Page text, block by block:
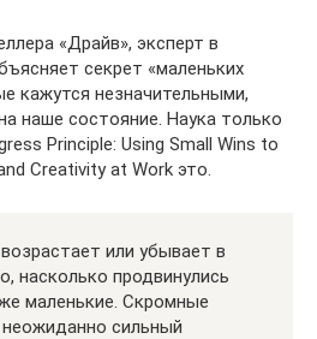
«Драйв», эксперт в
секрет «маленьких
кажутся незначительными,
наше состояние. Наука только
Principle: Using Small Wins to
Creativity at Work это.
или убывает в
насколько продвинулись
маленькие. Скромные
сильный